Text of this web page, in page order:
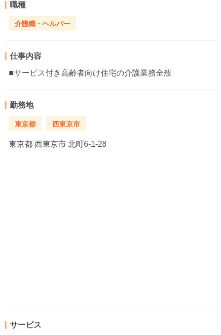
職種
介護職・ヘルパー
仕事内容
■サービス付き高齢者向け住宅の介護業務全般
勤務地
東京都 西東京市
東京都 西東京市 北町6-1-28
サービス